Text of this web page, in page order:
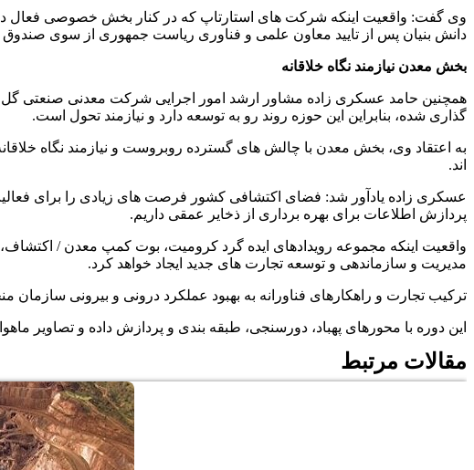
وی گفت: واقعیت اینکه شرکت های استارتاپ که در کنار بخش خصوصی فعال
دانش بنیان پس از تایید معاون علمی و فناوری ریاست جمهوری از سوی
بخش معدن نیازمند نگاه خلاقانه
گذاری شده، بنابراین این حوزه روند رو به توسعه دارد و نیازمند تحول است.
اند.
عسکری زاده یادآور شد: فضای اکتشافی کشور فرصت های زیادی را برای
پردازش اطلاعات برای بهره برداری از ذخایر عمقی داریم.
واقعیت اینکه مجموعه رویدادهای ایده گرد کرومیت، بوت کمپ معدن / اکتشاف،
مدیریت و سازماندهی و توسعه تجارت های جدید ایجاد خواهد کرد.
ترکیب تجارت و راهکارهای فناورانه به بهبود عملکرد درونی و بیرونی
این دوره با محورهای پهباد، دورسنجی، طبقه بندی و پردازش داده و تصاویر ماهواره ای از شانزدهم مهرماه ۹۸ آغاز شده بود،
مقالات مرتبط